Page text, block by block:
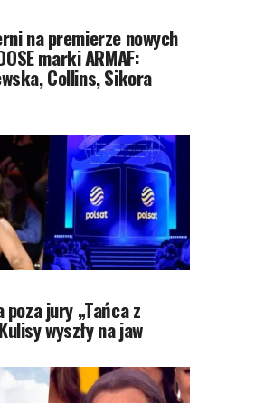
na premierze nowych
marki ARMAF:
Collins, Sikora
poza jury „Tańca z
wyszły na jaw